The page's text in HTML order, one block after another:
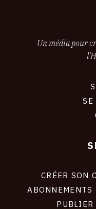
Un média pour
SE
CRÉER SON
ABONNEMENTS
PUBLIER